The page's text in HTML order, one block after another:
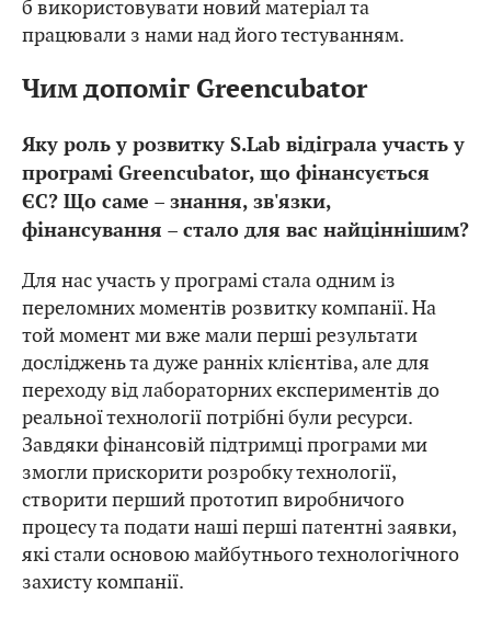
б використовувати новий матеріал та
працювали з нами над його тестуванням.
Чим допоміг Greencubator
Яку роль у розвитку S.Lab відіграла участь у
програмі Greencubator, що фінансується
ЄС? Що саме – знання, зв'язки,
фінансування – стало для вас найціннішим?
Для нас участь у програмі стала одним із
переломних моментів розвитку компанії. На
той момент ми вже мали перші результати
досліджень та дуже ранніх клієнтіва, але для
переходу від лабораторних експериментів до
реальної технології потрібні були ресурси.
Завдяки фінансовій підтримці програми ми
змогли прискорити розробку технології,
створити перший прототип виробничого
процесу та подати наші перші патентні заявки,
які стали основою майбутнього технологічного
захисту компанії.